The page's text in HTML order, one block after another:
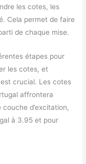
les cotes, les
Cela permet de faire
de chaque mise.
étapes pour
les cotes, et
crucial. Les cotes
affrontera
couche d’excitation,
à 3.95 et pour